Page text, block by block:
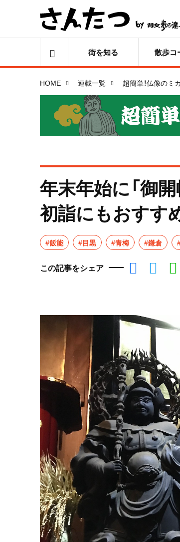
街を知る 散歩コ
HOME 連載一覧 超簡単！仏像のミ
年末年始に「御
初詣にもおすす
#飯能 #目黒 #青梅 #鎌倉
この記事をシェア